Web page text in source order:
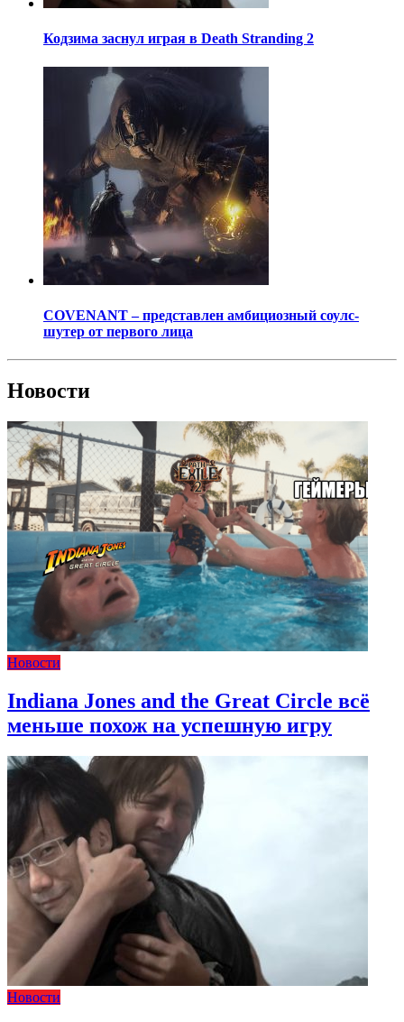
Кодзима заснул играя в Death Stranding 2
COVENANT – представлен амбициозный соулс-
шутер от первого лица
Новости
Новости
Indiana Jones and the Great Circle всё
меньше похож на успешную игру
Новости